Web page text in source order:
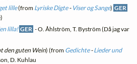
lille(from Lyriske Digte- Viser og Sange) GER
lilla! GER - O. Åhlström, T. Byström (Då jag var
den guten Wein) (from Gedichte-Lieder und
D. Kuhlau